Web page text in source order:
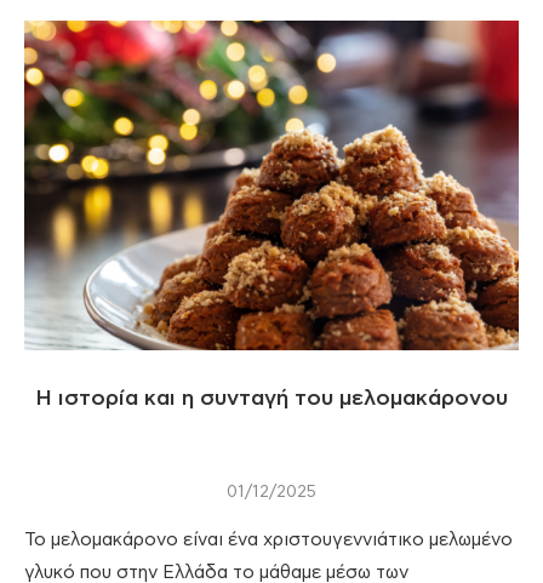
Η ιστορία και η συνταγή του μελομακάρονου
01/12/2025
Το μελομακάρονο είναι ένα χριστουγεννιάτικο μελωμένο
γλυκό που στην Ελλάδα το μάθαμε μέσω των